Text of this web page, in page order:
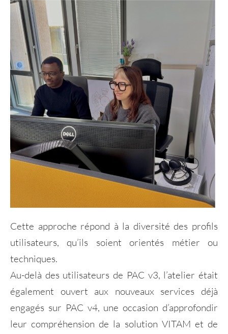
Cette approche répond à la diversité des profils
utilisateurs, qu’ils soient orientés métier ou
techniques.
Au-delà des utilisateurs de PAC v3, l’atelier était
également ouvert aux nouveaux services déjà
engagés sur PAC v4, une occasion d’approfondir
leur compréhension de la solution VITAM et de